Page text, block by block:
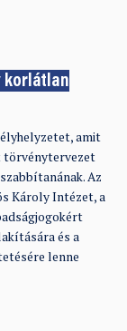
korlátlan
amit
törvénytervezet
Az
Károly Intézet, a
és a
lenne